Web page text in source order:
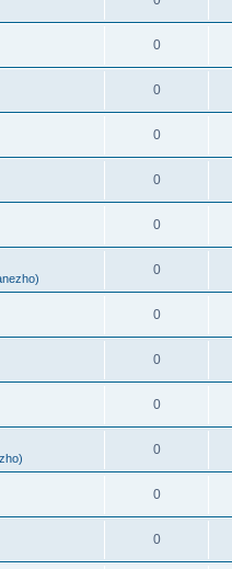
0
0
0
0
0
0
0
0
0
0
0
0